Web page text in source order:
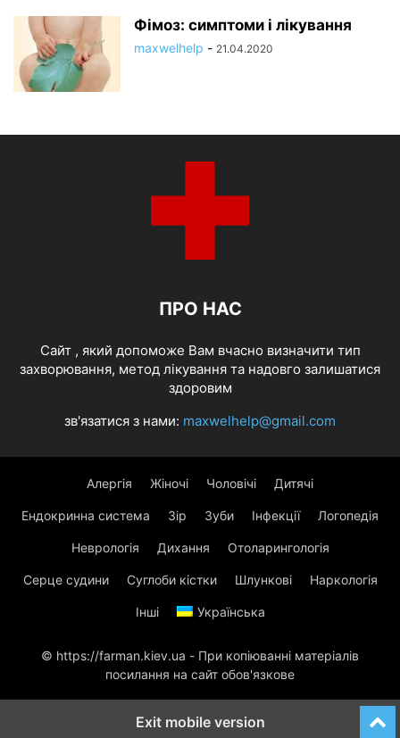
Фімоз: симптоми і лікування
maxwelhelp - 21.04.2020
ПРО НАС
Cайт , який допоможе Вам вчасно визначити тип
захворювання, метод лікування та надовго залишатися
здоровим
зв'язатися з нами: maxwelhelp@gmail.com
Алергія Жіночі Чоловічі Дитячі
Ендокринна система Зір Зуби Інфекції Логопедія
Неврологія Дихання Отоларингологія
Серце судини Суглоби кістки Шлункові Наркологія
Інші Українська
© https://farman.kiev.ua - При копіюванні матеріалів
посилання на сайт обов'язкове
Exit mobile version